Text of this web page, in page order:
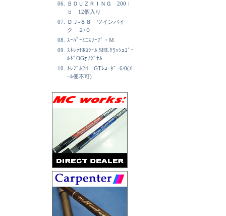
06.
ＢＯＵＺＲＩＮＧ 200ｌ
ｂ 12個入り
07.
ＤＪ-８８ ツインパイ
ク ２/０
08.
ｽｰﾊﾟｰﾐﾆｽﾘｰﾌﾞ・M
09.
ｽﾄﾚｯﾁﾎﾛｼｰﾙ SHLｸﾗｯｼｭｺﾞｰ
ﾙﾄﾞOGｵﾘｼﾞﾅﾙ
10.
ﾄﾚﾌﾞﾙ24 GTﾚｺｰﾀﾞｰ6/0(ﾒ
ｰﾙ便不可)